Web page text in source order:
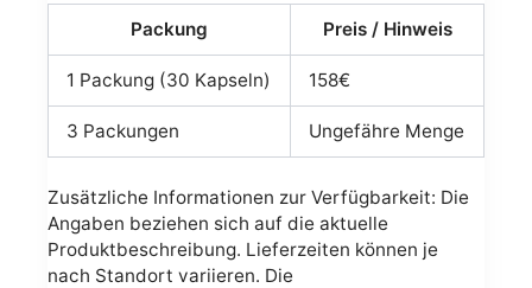
Packung Preis / Hinweis
1 Packung (30 Kapseln) 158€
3 Packungen Ungefähre Menge
Zusätzliche Informationen zur Verfügbarkeit: Die
Angaben beziehen sich auf die aktuelle
Produktbeschreibung. Lieferzeiten können je
nach Standort variieren. Die